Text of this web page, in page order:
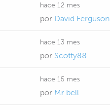
hace 12 mes
por David Ferguson
hace 13 mes
por Scotty88
hace 15 mes
por Mr bell